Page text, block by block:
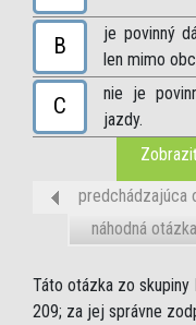
B
je povinný
len mimo
C
nie je
jazdy.
predchádzajúca
náhodná otázka
Táto otázka zo skupiny
209; za jej správne